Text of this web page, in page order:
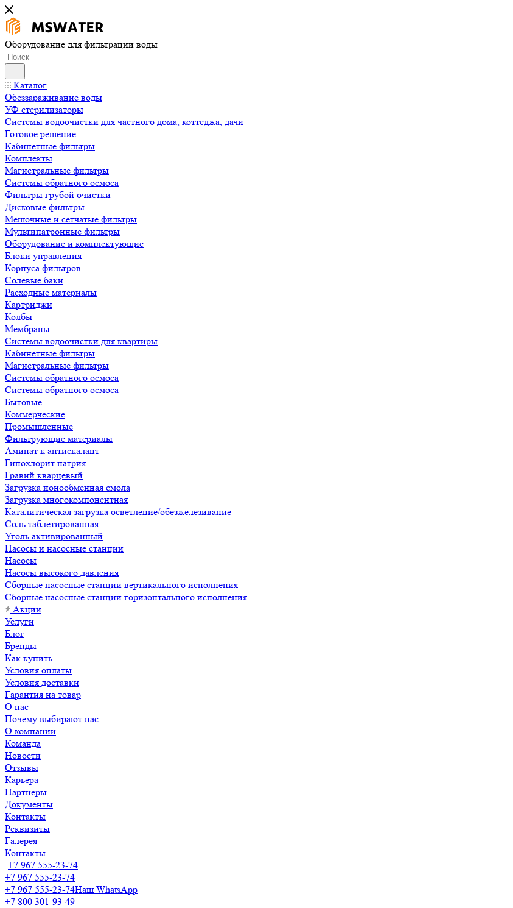
Оборудование для фильтрации воды
Каталог
Обеззараживание воды
УФ стерилизаторы
Системы водоочистки для частного дома, коттеджа, дачи
Готовое решение
Кабинетные фильтры
Комплекты
Магистральные фильтры
Системы обратного осмоса
Фильтры грубой очистки
Дисковые фильтры
Мешочные и сетчатые фильтры
Мультипатронные фильтры
Оборудование и комплектующие
Блоки управления
Корпуса фильтров
Солевые баки
Расходные материалы
Картриджи
Колбы
Мембраны
Системы водоочистки для квартиры
Кабинетные фильтры
Магистральные фильтры
Системы обратного осмоса
Системы обратного осмоса
Бытовые
Коммерческие
Промышленные
Фильтрующие материалы
Аминат к антискалант
Гипохлорит натрия
Гравий кварцевый
Загрузка ионообменная смола
Загрузка многокомпонентная
Каталитическая загрузка осветление/обезжелезивание
Соль таблетированная
Уголь активированный
Насосы и насосные станции
Насосы
Насосы высокого давления
Сборные насосные станции вертикального исполнения
Сборные насосные станции горизонтального исполнения
Акции
Услуги
Блог
Бренды
Как купить
Условия оплаты
Условия доставки
Гарантия на товар
О нас
Почему выбирают нас
О компании
Команда
Новости
Отзывы
Карьера
Партнеры
Документы
Контакты
Реквизиты
Галерея
Контакты
+7 967 555-23-74
+7 967 555-23-74
+7 967 555-23-74Наш WhatsApp
+7 800 301-93-49